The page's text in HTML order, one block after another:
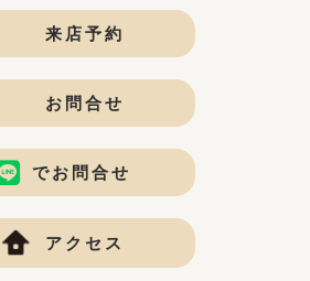
来店予約
お問合せ
でお問合せ
アクセス